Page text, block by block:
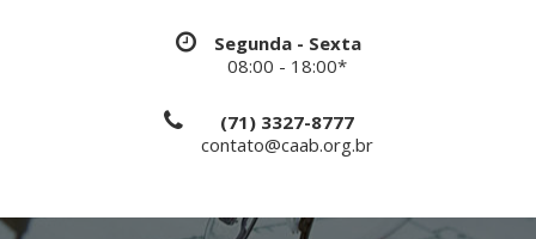
Segunda - Sexta
08:00 - 18:00*
(71) 3327-8777
contato@caab.org.br